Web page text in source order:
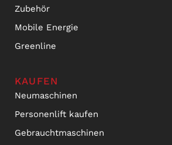
Zubehör
Mobile Energie
Greenline
KAUFEN
Neumaschinen
Personenlift kaufen
Gebrauchtmaschinen